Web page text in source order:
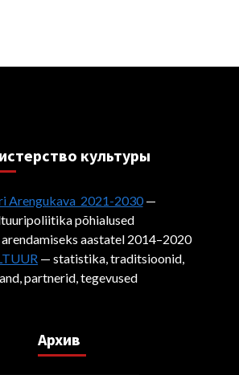
культуры
Arengukava 2021-2030—
põhialused
aastatel 2014–2020
— statistika, traditsioonid,
partnerid, tegevused
Архив